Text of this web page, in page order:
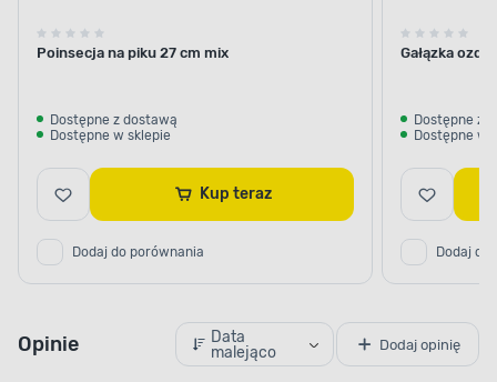
Poinsecja na piku 27 cm mix
Dostępne z dostawą
Dostępne w sklepie
Kup teraz
Dodaj do porównania
Gałązka
Dostępne z
Dostępne w
Dodaj do
Opinie
Data
malejąco
Dodaj opinię